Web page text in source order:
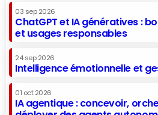
03 sep 2026
ChatGPT et IA génératives :
et usages responsables
24 sep 2026
Intelligence émotionnelle et
01 oct 2026
IA agentique : concevoir,